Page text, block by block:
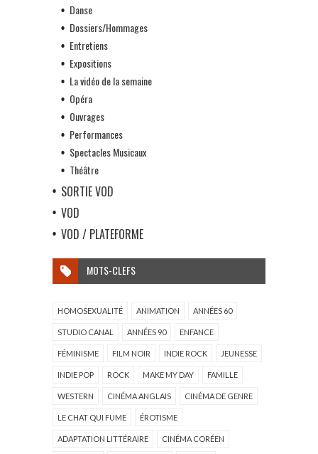
Danse
Dossiers/Hommages
Entretiens
Expositions
La vidéo de la semaine
Opéra
Ouvrages
Performances
Spectacles Musicaux
Théâtre
SORTIE VOD
VOD
VOD / PLATEFORME
MOTS-CLEFS
HOMOSEXUALITÉ ANIMATION ANNÉES 60
STUDIO CANAL ANNÉES 90 ENFANCE
FÉMINISME FILM NOIR INDIE ROCK JEUNESSE
INDIE POP ROCK MAKE MY DAY FAMILLE
WESTERN CINÉMA ANGLAIS CINÉMA DE GENRE
LE CHAT QUI FUME ÉROTISME
ADAPTATION LITTÉRAIRE CINÉMA CORÉEN